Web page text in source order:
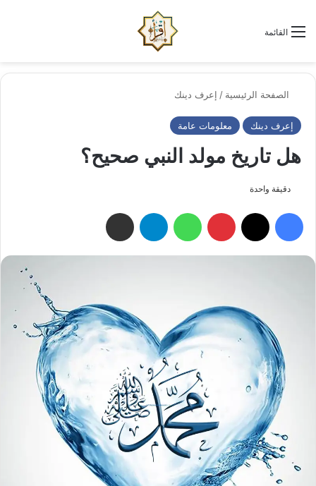
القائمة
الصفحة الرئيسية / إعرف دينك
إعرف دينك معلومات عامة
هل تاريخ مولد النبي صحيح؟
دقيقة واحدة
فيسبوك بينتيريست واتساب تيلقرام